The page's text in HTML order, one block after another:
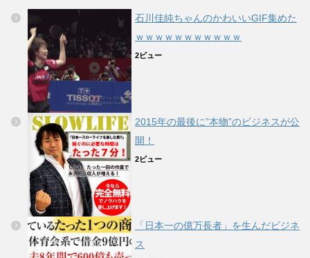
石川佳純ちゃんのかわいいGIF集めた
ｗｗｗｗｗｗｗｗｗｗｗ
2ビュー
2015年の最後に”本物”のビジネスが公
開！
2ビュー
「日本一の億万長者」を生んだビジネ
ス